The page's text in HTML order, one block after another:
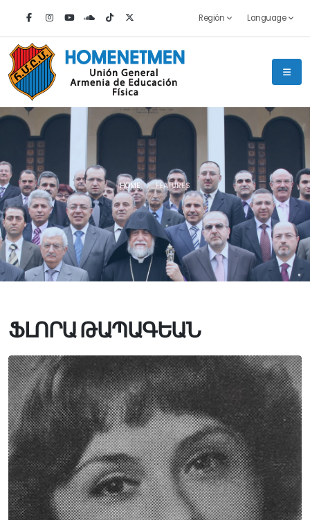
Región Language
HOME FEATURES
ՖԼՈՐԱ ԹԱՊԱԳԵԱՆ